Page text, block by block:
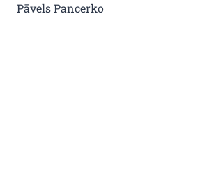
Pāvels Pancerko